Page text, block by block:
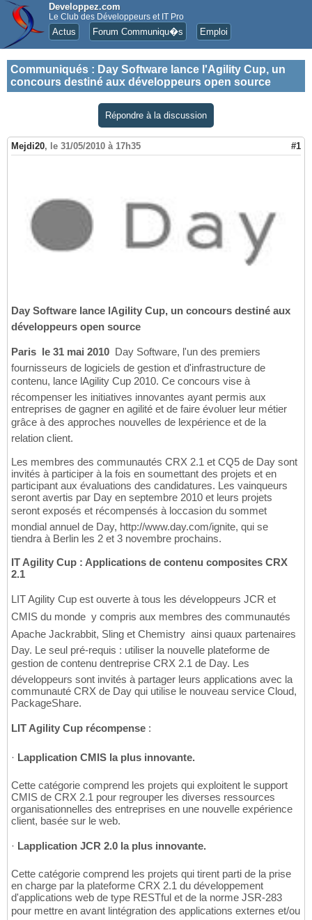
Developpez.com
Le Club des Développeurs et IT Pro
Actus Forum Communiqu�s Emploi
Communiqués : Day Software lance l'Agility Cup, un
concours destiné aux développeurs open source
Répondre à la discussion
Mejdi20, le 31/05/2010 à 17h35 #1
Day Software lance lAgility Cup, un concours destiné aux
développeurs open source
Paris  le 31 mai 2010  Day Software, l'un des premiers
fournisseurs de logiciels de gestion et d'infrastructure de
contenu, lance lAgility Cup 2010. Ce concours vise à
récompenser les initiatives innovantes ayant permis aux
entreprises de gagner en agilité et de faire évoluer leur métier
grâce à des approches nouvelles de lexpérience et de la
relation client.
Les membres des communautés CRX 2.1 et CQ5 de Day sont
invités à participer à la fois en soumettant des projets et en
participant aux évaluations des candidatures. Les vainqueurs
seront avertis par Day en septembre 2010 et leurs projets
seront exposés et récompensés à loccasion du sommet
mondial annuel de Day, http://www.day.com/ignite, qui se
tiendra à Berlin les 2 et 3 novembre prochains.
IT Agility Cup : Applications de contenu composites CRX
2.1
LIT Agility Cup est ouverte à tous les développeurs JCR et
CMIS du monde  y compris aux membres des communautés
Apache Jackrabbit, Sling et Chemistry  ainsi quaux partenaires
Day. Le seul pré-requis : utiliser la nouvelle plateforme de
gestion de contenu dentreprise CRX 2.1 de Day. Les
développeurs sont invités à partager leurs applications avec la
communauté CRX de Day qui utilise le nouveau service Cloud,
PackageShare.
LIT Agility Cup récompense :
· Lapplication CMIS la plus innovante.
Cette catégorie comprend les projets qui exploitent le support
CMIS de CRX 2.1 pour regrouper les diverses ressources
organisationnelles des entreprises en une nouvelle expérience
client, basée sur le web.
· Lapplication JCR 2.0 la plus innovante.
Cette catégorie comprend les projets qui tirent parti de la prise
en charge par la plateforme CRX 2.1 du développement
d'applications web de type RESTful et de la norme JSR-283
pour mettre en avant lintégration des applications externes et/ou